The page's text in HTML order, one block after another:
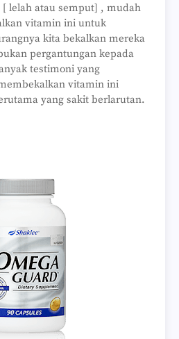
[ lelah atau semput] , mudah
vitamin ini untuk
kita bekalkan mereka
pergantungan kepada
testimoni yang
vitamin ini
yang sakit berlarutan.